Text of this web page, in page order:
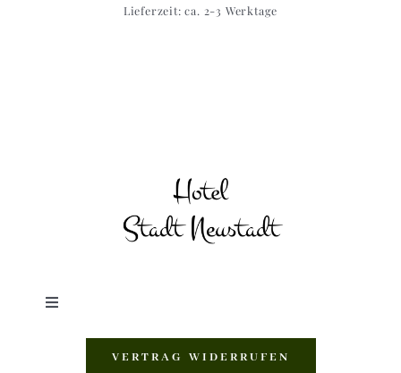
Lieferzeit: ca. 2-3 Werktage
Toggle
VERTRAG WIDERRUFEN